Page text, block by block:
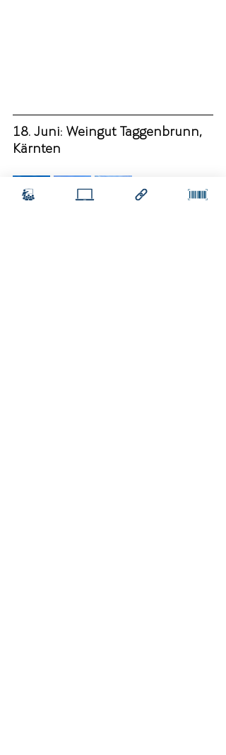
18. Juni: Weingut Taggenbrunn,
Kärnten